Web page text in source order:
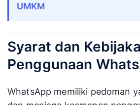
UMKM
Syarat dan
Penggunaan
WhatsApp memiliki pedoman